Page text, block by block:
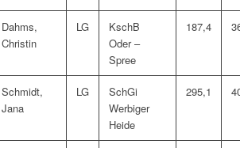
Dahms,
Christin
LG
KschB
Oder –
Spree
187,4
Schmidt,
Jana
LG
SchGi
Werbiger
Heide
295,1